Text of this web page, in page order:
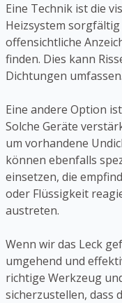
Eine Technik ist die
Heizsystem
offensichtliche
finden. Dies kann
Dichtungen umfassen.
Eine andere Option
Solche Geräte
um vorhandene
können ebenfalls
einsetzen, die
oder Flüssigkeit
austreten.
Wenn wir das Leck
umgehend und
richtige Werkzeug
sicherzustellen, dass